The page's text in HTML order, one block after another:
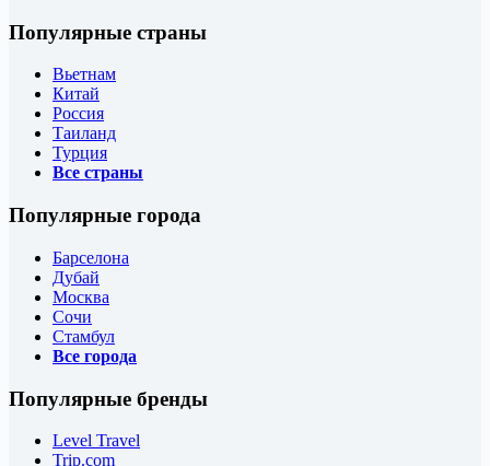
Популярные страны
Вьетнам
Китай
Россия
Таиланд
Турция
Все страны
Популярные города
Барселона
Дубай
Москва
Сочи
Стамбул
Все города
Популярные бренды
Level Travel
Trip.com